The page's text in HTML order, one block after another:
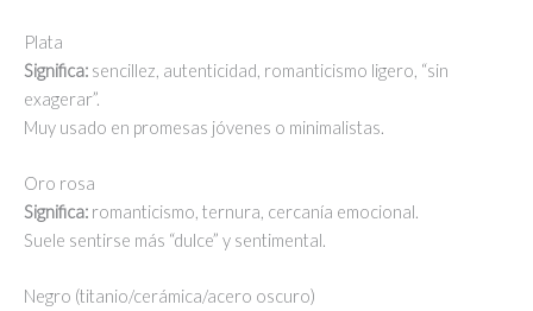
Plata
Significa: sencillez, autenticidad, romanticismo ligero, “sin
exagerar”.
Muy usado en promesas jóvenes o minimalistas.
Oro rosa
Significa: romanticismo, ternura, cercanía emocional.
Suele sentirse más “dulce” y sentimental.
Negro (titanio/cerámica/acero oscuro)